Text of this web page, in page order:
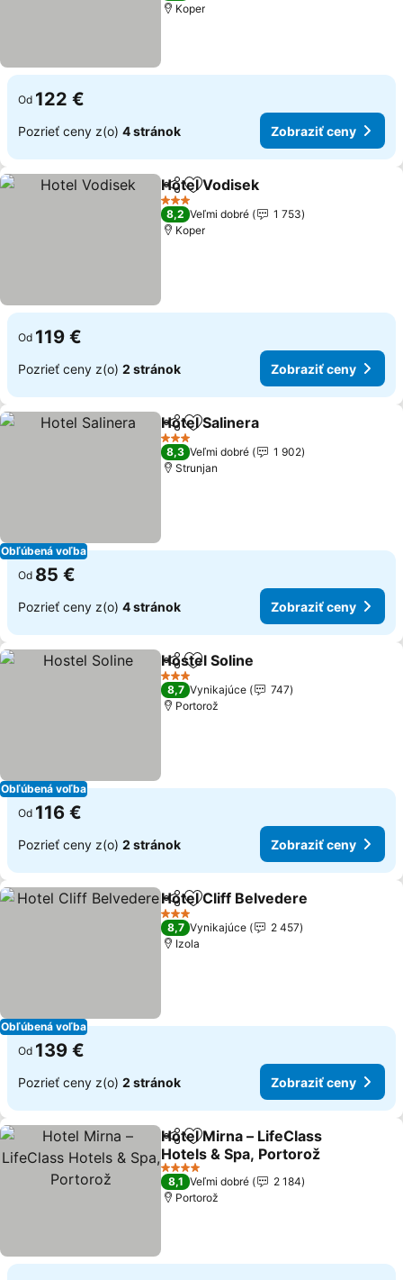
Koper
Od 122 €
Pozrieť ceny z(o) 4 stránok Zobraziť ceny
ZdieľaťPridať do obľúbených
Hotel Vodisek
3 Počet hviezdičiek
8,2 Veľmi dobré
1 753
Koper
Od 119 €
Pozrieť ceny z(o) 2 stránok Zobraziť ceny
Obľúbená voľba
ZdieľaťPridať do obľúbených
Hotel Salinera
3 Počet hviezdičiek
8,3 Veľmi dobré
1 902
Strunjan
Od 85 €
Pozrieť ceny z(o) 4 stránok Zobraziť ceny
Obľúbená voľba
ZdieľaťPridať do obľúbených
Hostel Soline
3 Počet hviezdičiek
8,7 Vynikajúce
747
Portorož
Od 116 €
Pozrieť ceny z(o) 2 stránok Zobraziť ceny
Obľúbená voľba
ZdieľaťPridať do obľúbených
Hotel Cliff Belvedere
3 Počet hviezdičiek
8,7 Vynikajúce
2 457
Izola
Od 139 €
Pozrieť ceny z(o) 2 stránok Zobraziť ceny
ZdieľaťPridať do obľúbených
Hotel Mirna – LifeClass
Hotels & Spa, Portorož
4 Počet hviezdičiek
8,1 Veľmi dobré
2 184
Portorož